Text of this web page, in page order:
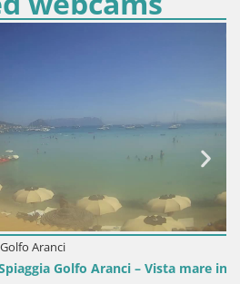
Golfo Aranci – Vista mare in diretta